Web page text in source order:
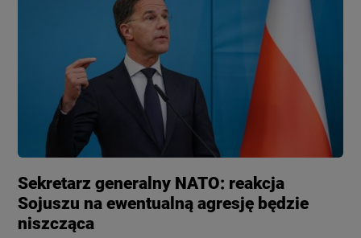
Sekretarz generalny NATO: reakcja
Sojuszu na ewentualną agresję będzie
niszcząca